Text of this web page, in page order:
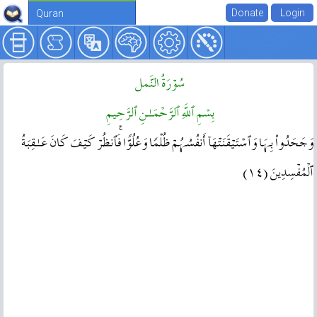
Quran
سُوۡرَةُ النَّمل
بِسۡمِ ٱللَّهِ ٱلرَّحۡمَـٰنِ ٱلرَّحِيمِ
وَجَحَدُواْ بِہَا وَٱسۡتَيۡقَنَتۡهَآ أَنفُسُہُمۡ ظُلۡمً۬ا وَعُلُوًّ۬ا‌ۚ فَٱنظُرۡ كَيۡفَ كَانَ عَـٰقِبَةُ
ٱلۡمُفۡسِدِينَ ( ١٤ )